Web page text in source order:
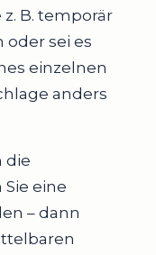
B. temporär
sei es
einzelnen
anders
die
eine
– dann